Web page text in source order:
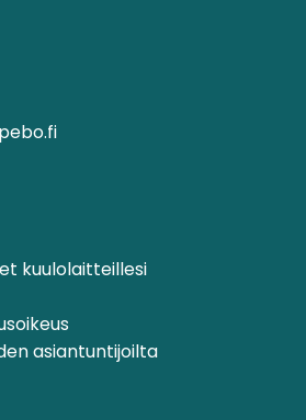
kuulolaitteillesi
asiantuntijoilta